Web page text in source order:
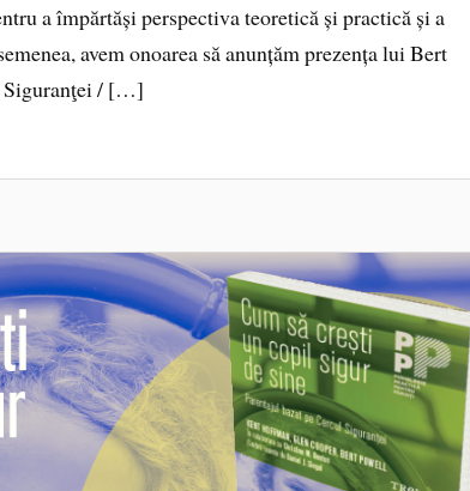
a împărtăși perspectiva teoretică și practică și a
avem onoarea să anunțăm prezența lui Bert
Siguranţei / […]